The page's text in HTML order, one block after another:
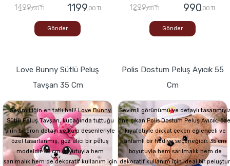
1499,00 TL 1199,00 TL
Gönder
1299,00 TL 990,00 TL
Gönder
Love Bunny Sütlü Peluş
Tavşan 35 Cm
Sevimliliğin en tatlı hali! Love Bunny
Sütlü Peluş Tavşan, kucağında tuttuğu
şirin biberon detayı ve kalp desenleriyle
özel tasarlanmış, göz alıcı bir peluş
modeldir. 35 cm boyutuyla hem
sarılmalık hem de dekoratif kullanım için
Polis Dostum Peluş Ayıcık 55
Cm
Sevimli görünümü ve detaylı
öne çıkan Polis Dostum Peluş Ayıcık,
kıyafetiyle dikkat çeken eğlenceli ve
anlamlı bir hediye seçeneğidir. 35 cm
boyutuyla hem sarılmalık hem de
dekoratif kullanım için ideal bir